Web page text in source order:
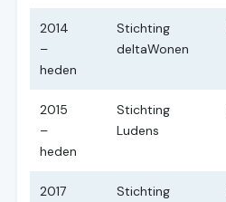
2014
–
heden
Stichting
deltaWonen
2015
–
heden
Stichting
Ludens
2017
Stichting